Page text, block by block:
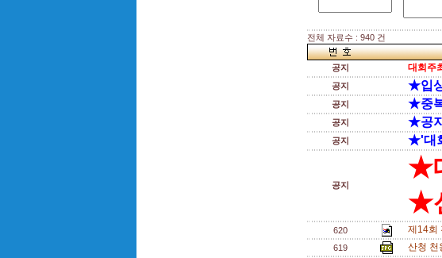
전체 자료수 : 940 건
공지 대회주
공지
★입
공지
★중
공지
★공
공지
★'대
공지
★
★
620 제14회
619
산청 천